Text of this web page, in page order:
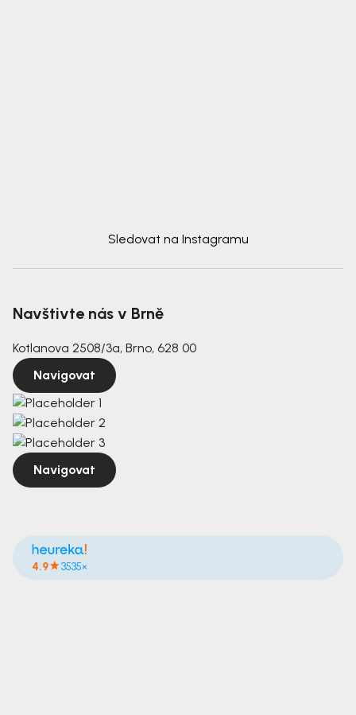
Sledovat na Instagramu
Navštivte nás v Brně
Kotlanova 2508/3a, Brno, 628 00
Navigovat
Navigovat
4.9 3535×